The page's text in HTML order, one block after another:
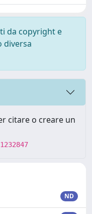
da copyright e
diversa
citare o creare un
ND